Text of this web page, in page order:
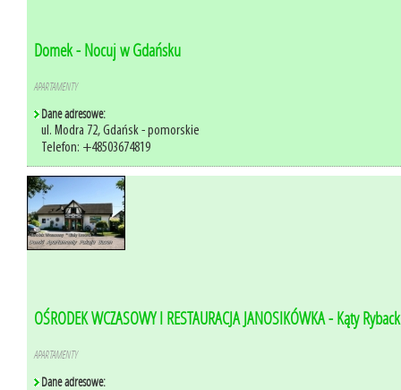
Domek - Nocuj w Gdańsku
APARTAMENTY
Dane adresowe:
ul. Modra 72, Gdańsk - pomorskie
Telefon: +48503674819
OŚRODEK WCZASOWY I RESTAURACJA JANOSIKÓWKA - Kąty
APARTAMENTY
Dane adresowe: